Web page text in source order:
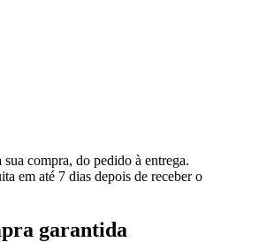
sua compra, do pedido à entrega.
em até 7 dias depois de receber o
garantida